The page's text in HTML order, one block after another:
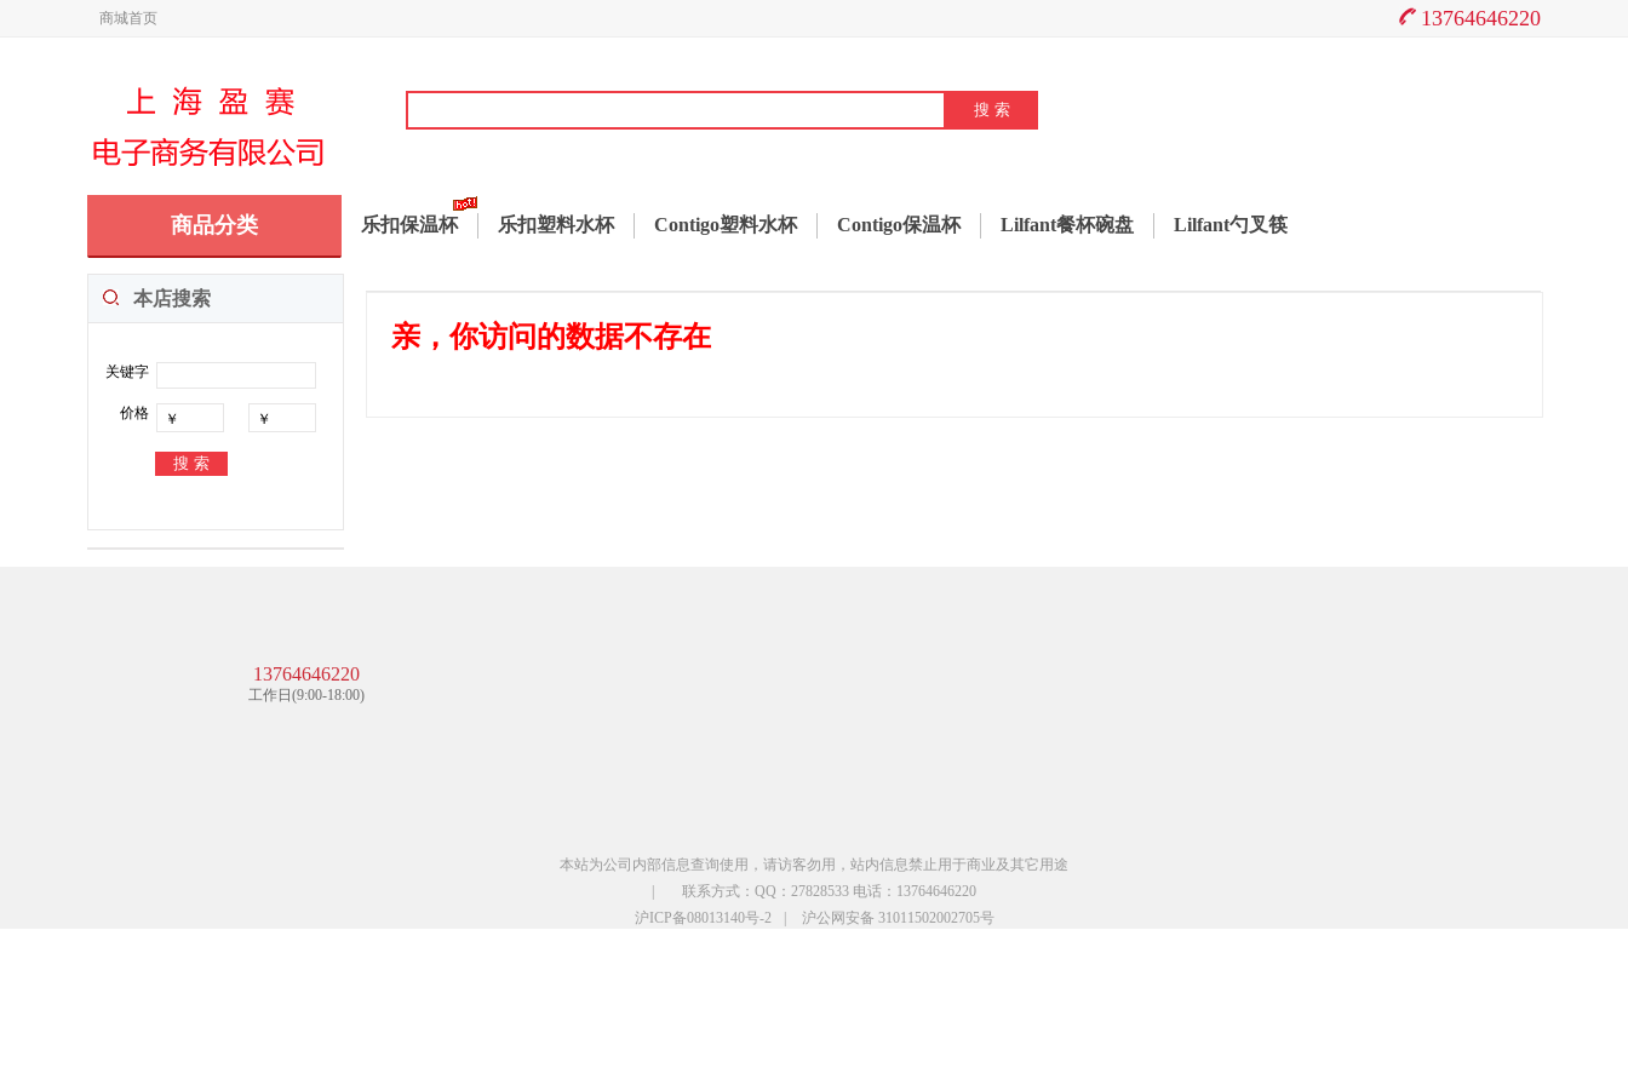
商城首页 13764646220
商品分类 乐扣保温杯 乐扣塑料水杯 Contigo塑料水杯 Contigo保温杯 Lilfant餐杯碗盘 Lilfant勺叉筷
本店搜索
关键字
价格 ￥ ￥
亲，你访问的数据不存在
13764646220
工作日(9:00-18:00)
本站为公司内部信息查询使用，请访客勿用，站内信息禁止用于商业及其它用途
联系方式：QQ：27828533 电话：13764646220
沪ICP备08013140号-2
沪公网安备 31011502002705号